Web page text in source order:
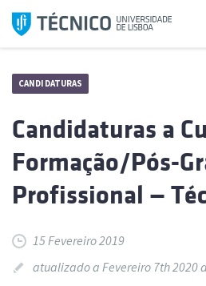
Saltar
para
CANDIDATURAS
Candidaturas a
Formação/Pós-
Profissional —
15 Fevereiro 2019
atualizado a Fevereiro 7th 2020